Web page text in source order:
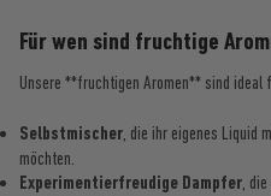
Für wen sind fruchtige
Unsere **fruchtigen Aromen** sind ideal
Selbstmischer , die ihr eigenes Liquid
möchten.
Experimentierfreudige Dampfer ,